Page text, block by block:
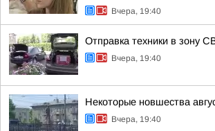
Вчера, 19:40
Отправка техники в зону
Вчера, 19:40
Некоторые новшества
Вчера, 19:40